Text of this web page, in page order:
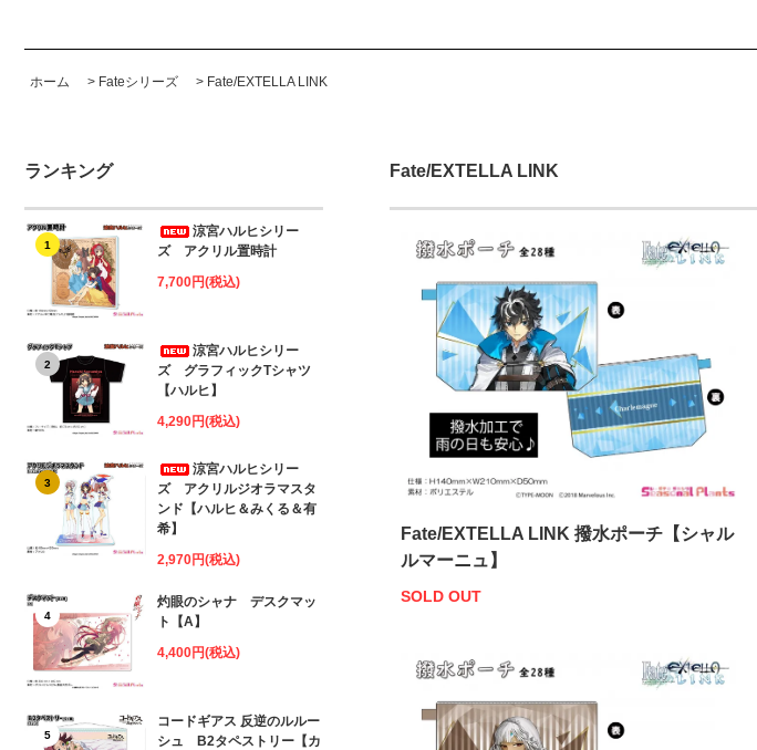
ホーム > Fateシリーズ > Fate/EXTELLA LINK
ランキング
1
涼宮ハルヒシリー
ズ アクリル置時計
7,700円(税込)
2
涼宮ハルヒシリー
ズ グラフィックTシャツ
【ハルヒ】
4,290円(税込)
3
涼宮ハルヒシリー
ズ アクリルジオラマスタ
ンド【ハルヒ＆みくる＆有
希】
2,970円(税込)
4
灼眼のシャナ デスクマッ
ト【A】
4,400円(税込)
5
コードギアス 反逆のルルー
シュ B2タペストリー【カ
Fate/EXTELLA LINK
Fate/EXTELLA LINK 撥水ポーチ【シャル
ルマーニュ】
SOLD OUT